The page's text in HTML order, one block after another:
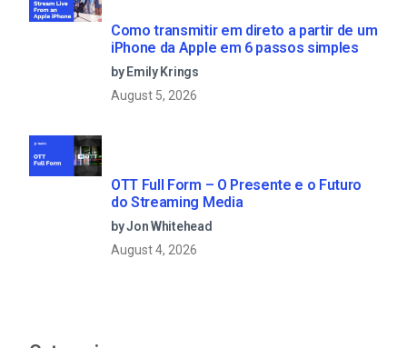
Como transmitir em direto a partir de um
iPhone da Apple em 6 passos simples
by Emily Krings
August 5, 2026
OTT Full Form – O Presente e o Futuro
do Streaming Media
by Jon Whitehead
August 4, 2026